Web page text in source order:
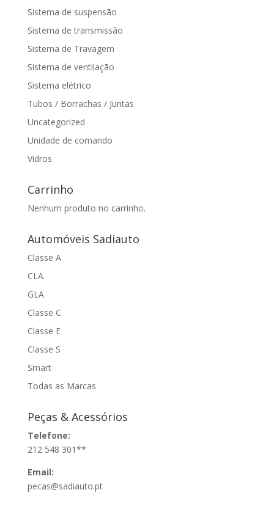
Sistema de suspensão
Sistema de transmissão
Sistema de Travagem
Sistema de ventilação
Sistema elétrico
Tubos / Borrachas / Juntas
Uncategorized
Unidade de comando
Vidros
Carrinho
Nenhum produto no carrinho.
Automóveis Sadiauto
Classe A
CLA
GLA
Classe C
Classe E
Classe S
Smart
Todas as Marcas
Peças & Acessórios
Telefone:
212 548 301**
Email:
pecas@sadiauto.pt